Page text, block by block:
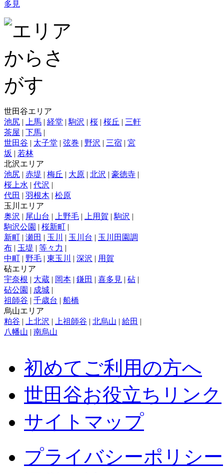
多見
世田谷エリア
池尻 | 上馬 | 経堂 | 駒沢 | 桜 | 桜丘 | 三軒
茶屋 | 下馬 |
世田谷 | 太子堂 | 弦巻 | 野沢 | 三宿 | 宮
坂 | 若林
北沢エリア
池尻 | 赤堤 | 梅丘 | 大原 | 北沢 | 豪徳寺 |
桜上水 | 代沢 |
代田 | 羽根木 | 松原
玉川エリア
奥沢 | 尾山台 | 上野毛 | 上用賀 | 駒沢 |
駒沢公園 | 桜新町 |
新町 | 瀬田 | 玉川 | 玉川台 | 玉川田園調
布 | 玉堤 | 等々力 |
中町 | 野毛 | 東玉川 | 深沢 | 用賀
砧エリア
宇奈根 | 大蔵 | 岡本 | 鎌田 | 喜多見 | 砧 |
砧公園 | 成城 |
祖師谷 | 千歳台 | 船橋
烏山エリア
粕谷 | 上北沢 | 上祖師谷 | 北烏山 | 給田 |
八幡山 | 南烏山
初めてご利用の方へ
世田谷お役立ちリンク
サイトマップ
プライバシーポリシー